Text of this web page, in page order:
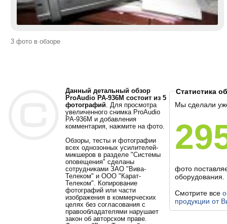
3 фото в обзоре
Данный детальный обзор
ProAudio PA-936M состоит из 5
фотографий . Для просмотра
увеличенного снимка ProAudio
PA-936M и добавления
комментария, нажмите на фото.
Обзоры, тесты и фотографии
всех однозонных усилителей-
микшеров в разделе "Системы
оповещения" сделаны
сотрудниками ЗАО "Вива-
Телеком" и ООО "Карат-
Телеком". Копирование
фотографий или части
изображения в коммерческих
целях без согласования с
правообладателями нарушает
закон об авторском праве.
Статистика
Мы сделали
фото
оборудования.
Смотрите все
продукции от